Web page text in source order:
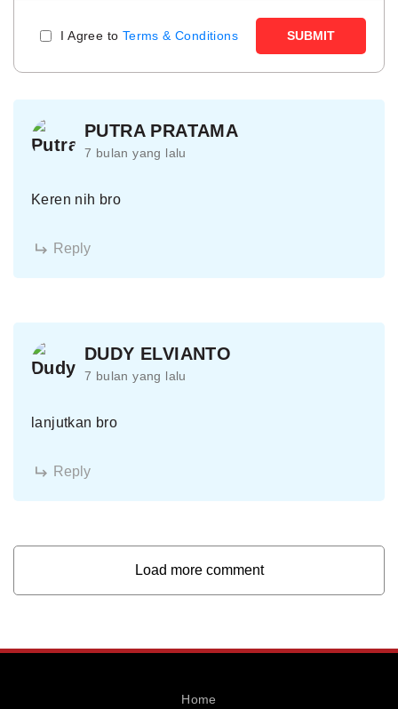
I Agree to Terms & Conditions SUBMIT
PUTRA PRATAMA
7 bulan yang lalu
Keren nih bro
Reply
DUDY ELVIANTO
7 bulan yang lalu
lanjutkan bro
Reply
Load more comment
Home